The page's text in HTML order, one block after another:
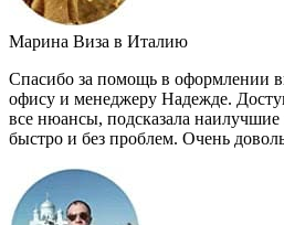
Марина Виза в Италию
Спасибо за помощь в оформлении
офису и менеджеру Надежде.
все нюансы, подсказала
быстро и без проблем. Очень